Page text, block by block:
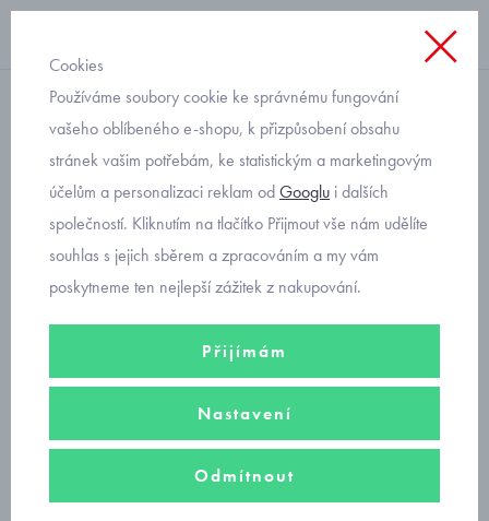
blikací
dětské svítící boty Primigi
7966622
Cookies
Používáme soubory cookie ke správnému fungování
vašeho oblíbeného e-shopu, k přizpůsobení obsahu
stránek vašim potřebám, ke statistickým a marketingovým
účelům a personalizaci reklam odGooglu i dalších
společností. Kliknutím na tlačítko Přijmout vše nám udělíte
souhlas s jejich sběrem a zpracováním a my vám
poskytneme ten nejlepší zážitek z nakupování.
Přijímám
Nastavení
Odmítnout